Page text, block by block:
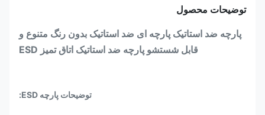
توضیحات محصول
پارچه ضد استاتیک پارچه ای ضد استاتیک بدون رنگ متنوع و
قابل شستشو پارچه ضد استاتیک اتاق تمیز ESD
توضیحات پارچه ESD: